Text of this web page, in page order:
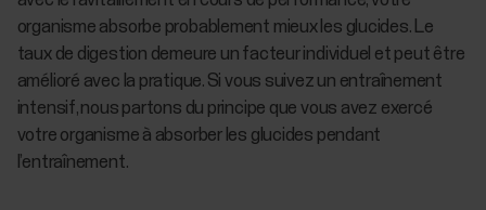
organisme absorbe probablement mieux les glucides. Le
taux de digestion demeure un facteur individuel et peut être
amélioré avec la pratique. Si vous suivez un entraînement
intensif, nous partons du principe que vous avez exercé
votre organisme à absorber les glucides pendant
l’entraînement.